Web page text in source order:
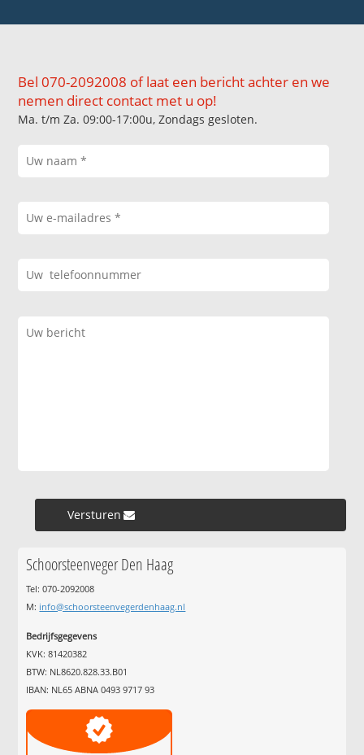
Bel 070-2092008 of laat een bericht achter en we
nemen direct contact met u op!
Ma. t/m Za. 09:00-17:00u, Zondags gesloten.
Versturen »
Schoorsteenveger Den Haag
Tel: 070-2092008
M: info@schoorsteenvegerdenhaag.nl
Bedrijfsgegevens
KVK: 81420382
BTW: NL8620.828.33.B01
IBAN: NL65 ABNA 0493 9717 93